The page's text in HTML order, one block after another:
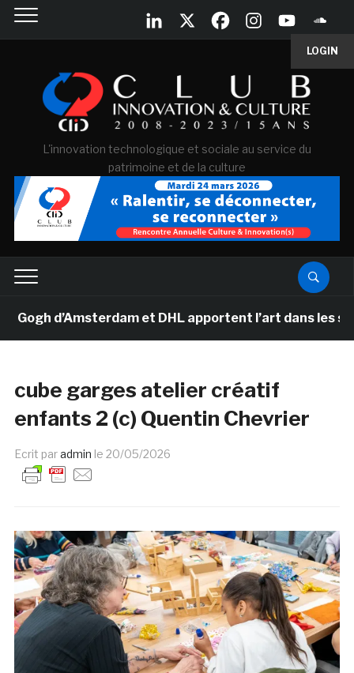
LOGIN
L'innovation technologique et sociale au service du
patrimoine et de la culture
d’Amsterdam et DHL apportent l’art dans les
cube garges atelier créatif
enfants 2 (c) Quentin Chevrier
Ecrit paradmin le 20/05/2026